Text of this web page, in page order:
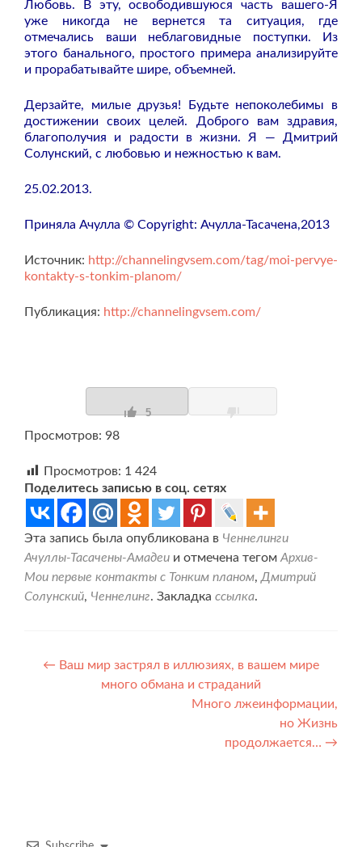
Любовь. В эту, освободившуюся часть вашего-Я
уже никогда не вернется та ситуация, где
отмечались ваши неблаговидные поступки. Из
этого банального, простого примера анализируйте
и прорабатывайте шире, объемней.
Дерзайте, милые друзья! Будьте непоколебимы в
достижении своих целей. Доброго вам здравия,
благополучия и радости в жизни. Я — Дмитрий
Солунский, с любовью и нежностью к вам.
25.02.2013.
Приняла Ачулла © Copyright: Ачулла-Тасачена,2013
Источник: http://channelingvsem.com/tag/moi-pervye-
kontakty-s-tonkim-planom/
Публикация: http://channelingvsem.com/
5
Просмотров: 98
Просмотров: 1 424
Поделитесь записью в соц. сетях
Эта запись была опубликована в Ченнелинги
Ачуллы-Тасачены-Амадеи и отмечена тегом Архив-
Мои первые контакты с Тонким планом, Дмитрий
Солунский, Ченнелинг. Закладка ссылка.
Навигация
← Ваш мир застрял в иллюзиях, в вашем мире
много обмана и страданий
Много лжеинформации,
но Жизнь
продолжается… →